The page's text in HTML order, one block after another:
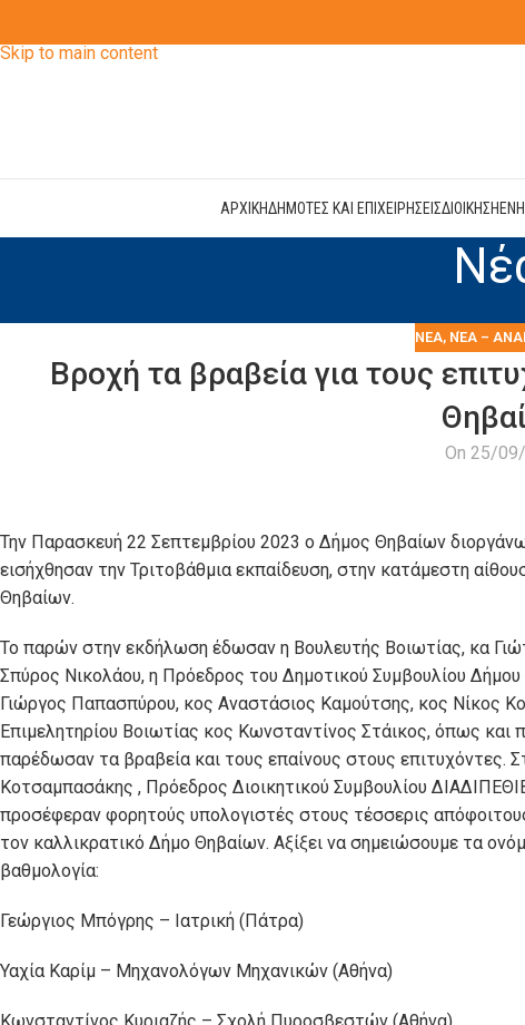
Skip to main content
ΑΡΧΙΚΗΔΗΜΟΤΕΣ ΚΑΙ ΕΠΙΧΕΙΡΗΣΕΙΣΔΙΟΙΚΗΣΗ
ΝΕΑ, ΝΈΑ –
Βροχή τα βραβεία για τους
On 25/
Την Παρασκευή 22 Σεπτεμβρίου 2023 ο Δήμος Θηβαίων
εισήχθησαν την Τριτοβάθμια εκπαίδευση, στην κατάμεστη
Θηβαίων.
Το παρών στην εκδήλωση έδωσαν η Βουλευτής Βοιωτίας, κα
Σπύρος Νικολάου, η Πρόεδρος του Δημοτικού Συμβουλίου
Γιώργος Παπασπύρου, κος Αναστάσιος Καμούτσης, κος Νίκος
Επιμελητηρίου Βοιωτίας κος Κωνσταντίνος Στάικος, όπως και
παρέδωσαν τα βραβεία και τους επαίνους στους επιτυχόντες.
Κοτσαμπασάκης , Πρόεδρος Διοικητικού Συμβουλίου
προσέφεραν φορητούς υπολογιστές στους τέσσερις
τον καλλικρατικό Δήμο Θηβαίων. Αξίξει να σημειώσουμε τα
βαθμολογία:
Γεώργιος Μπόγρης – Ιατρική (Πάτρα)
Υαχία Καρίμ – Μηχανολόγων Μηχανικών (Αθήνα)
Κωνσταντίνος Κυριαζής – Σχολή Πυροσβεστών (Αθήνα).